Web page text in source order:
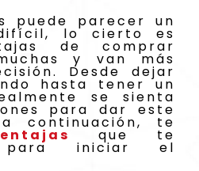
puede parecer un
lo cierto es
de comprar
y van más
Desde dejar
hasta tener un
se sienta
para dar este
continuación, te
que te
para iniciar el